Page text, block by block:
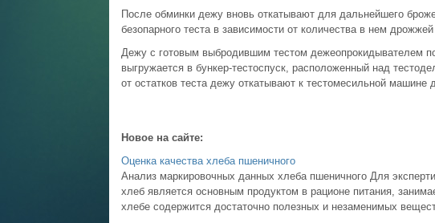
После обминки дежу вновь откатывают для дальнейшего
безопарного теста в зависимости от количества в нем
Дежу с готовым выбродившим тестом дежеопрокидывателем
выгружается в бункер-тестоспуск, расположенный над
от остатков теста дежу откатывают к тестомесильной машине
Новое на сайте:
Оценка качества хлеба пшеничного
Анализ маркировочных данных хлеба пшеничного Для
хлеб является основным продуктом в рационе питания,
хлебе содержится достаточно полезных и незаменимых